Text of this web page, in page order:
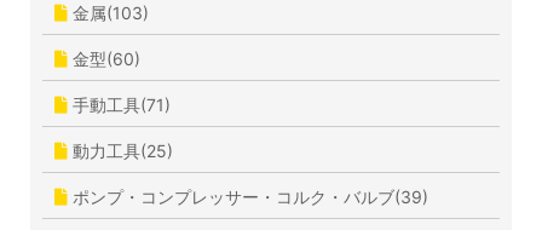
金属(103)
金型(60)
手動工具(71)
動力工具(25)
ポンプ・コンプレッサー・コルク・バルブ(39)